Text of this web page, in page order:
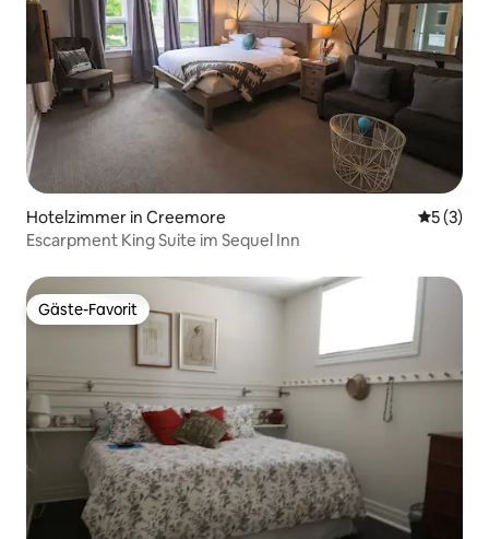
Hotelzimmer in Creemore
5 (3)
Escarpment King Suite im Sequel Inn
Gäste-Favorit
Gäste-Favorit